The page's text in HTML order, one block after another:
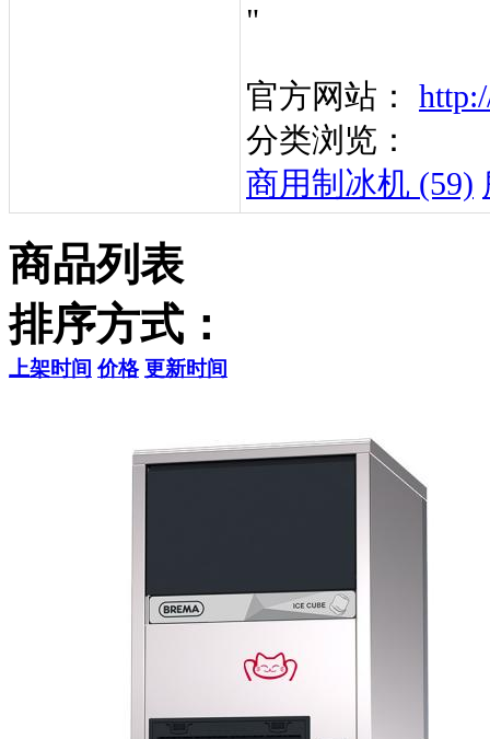
"
官方网站：
分类浏览：
商用制冰机 (59)
商品列表
排序方式：
上架时间 价格 更新时间